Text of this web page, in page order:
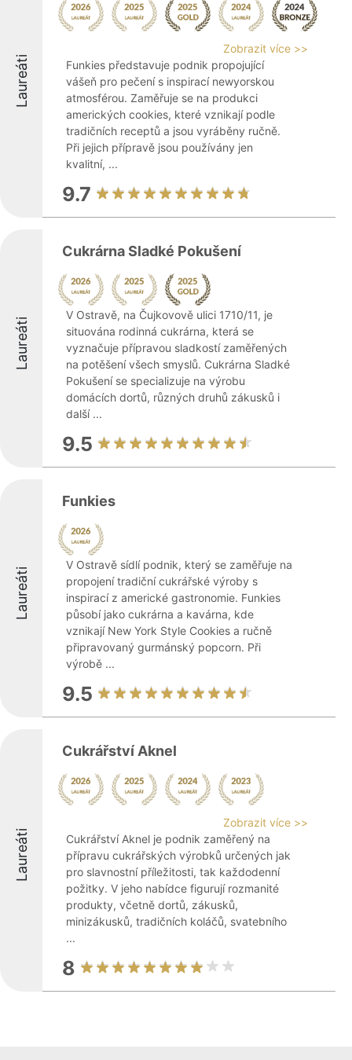
Laureáti
Zobrazit více >>
Funkies představuje podnik propojující
vášeň pro pečení s inspirací newyorskou
atmosférou. Zaměřuje se na produkci
amerických cookies, které vznikají podle
tradičních receptů a jsou vyráběny ručně.
Při jejich přípravě jsou používány jen
kvalitní, ...
9.7
Laureáti
Cukrárna Sladké Pokušení
V Ostravě, na Čujkovově ulici 1710/11, je
situována rodinná cukrárna, která se
vyznačuje přípravou sladkostí zaměřených
na potěšení všech smyslů. Cukrárna Sladké
Pokušení se specializuje na výrobu
domácích dortů, různých druhů zákusků i
další ...
9.5
Laureáti
Funkies
V Ostravě sídlí podnik, který se zaměřuje na
propojení tradiční cukrářské výroby s
inspirací z americké gastronomie. Funkies
působí jako cukrárna a kavárna, kde
vznikají New York Style Cookies a ručně
připravovaný gurmánský popcorn. Při
výrobě ...
9.5
Laureáti
Cukrářství Aknel
Zobrazit více >>
Cukrářství Aknel je podnik zaměřený na
přípravu cukrářských výrobků určených jak
pro slavnostní příležitosti, tak každodenní
požitky. V jeho nabídce figurují rozmanité
produkty, včetně dortů, zákusků,
minizákusků, tradičních koláčů, svatebního
...
8